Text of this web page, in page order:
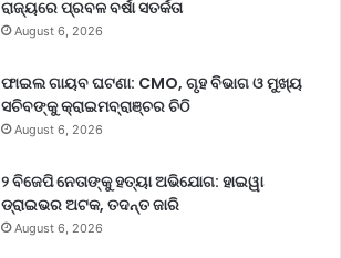
ରାଜ୍ୟରେ ପ୍ରବଳ ବର୍ଷା ସତର୍କତା
August 6, 2026
ଫାଇଲ ଗାୟବ ଘଟଣା: CMO, ଗୃହ ବିଭାଗ ଓ ମୁଖ୍ୟ
ସଚିବଙ୍କୁ କ୍ରାଇମବ୍ରାଞ୍ଚର ଚିଠି
August 6, 2026
୨ ବିଜେପି ନେତାଙ୍କୁ ହତ୍ୟା ଅଭିଯୋଗ: ହାଇୱା
ଡ୍ରାଇଭର ଅଟକ, ତଦନ୍ତ ଜାରି
August 6, 2026